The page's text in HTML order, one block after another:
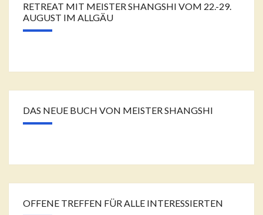
RETREAT MIT MEISTER SHANGSHI VOM 22.-29.
AUGUST IM ALLGÄU
DAS NEUE BUCH VON MEISTER SHANGSHI
OFFENE TREFFEN FÜR ALLE INTERESSIERTEN